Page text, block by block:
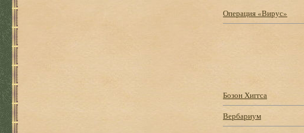
Операция «Вирус»
Бозон Хиггса
Вербариум